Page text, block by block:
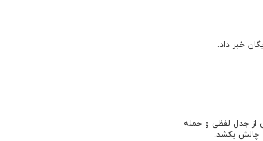
از جدل لفظی و حمله
چالش بکشد.